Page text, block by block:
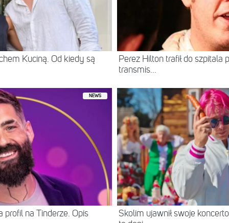
Kuciną. Od kiedy są
Perez Hilton trafił do szpitala
transmis...
NEWS
profil na Tinderze. Opis
Skolim ujawnił swoje